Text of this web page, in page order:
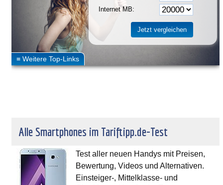
Internet MB:
Alle Smartphones im Tariftipp.de-Test
Test aller neuen Handys mit Preisen,
Bewertung, Videos und Alternativen.
Einsteiger-, Mittelklasse- und